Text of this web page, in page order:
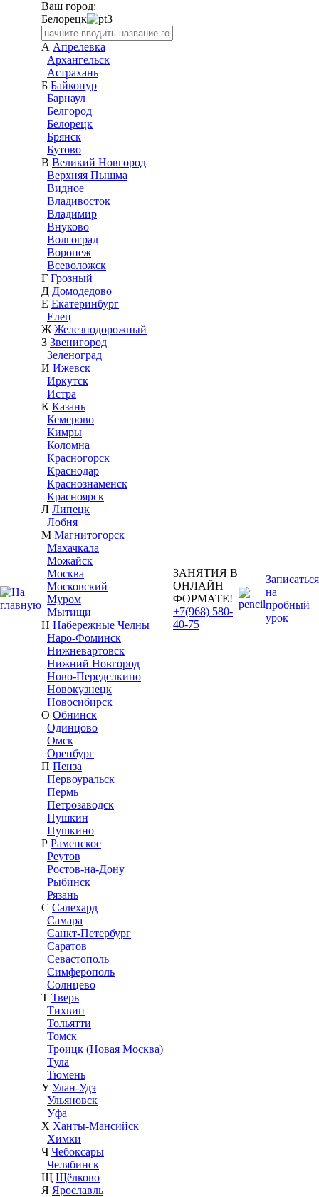
Ваш город:
Белорецк
А Апрелевка
Архангельск
Астрахань
Б Байконур
Барнаул
Белгород
Белорецк
Брянск
Бутово
В Великий Новгород
Верхняя Пышма
Видное
Владивосток
Владимир
Внуково
Волгоград
Воронеж
Всеволожск
Г Грозный
Д Домодедово
Е Екатеринбург
Елец
Ж Железнодорожный
З Звенигород
Зеленоград
И Ижевск
Иркутск
Истра
К Казань
Кемерово
Кимры
Коломна
Красногорск
Краснодар
Краснознаменск
Красноярск
Л Липецк
Лобня
М Магнитогорск
Махачкала
Можайск
Москва
Московский
Муром
Мытищи
Н Набережные Челны
Наро-Фоминск
Нижневартовск
Нижний Новгород
Ново-Переделкино
Новокузнецк
Новосибирск
О Обнинск
Одинцово
Омск
Оренбург
П Пенза
Первоуральск
Пермь
Петрозаводск
Пушкин
Пушкино
Р Раменское
Реутов
Ростов-на-Дону
Рыбинск
Рязань
С Салехард
Самара
Санкт-Петербург
Саратов
Севастополь
Симферополь
Солнцево
Т Тверь
Тихвин
Тольятти
Томск
Троицк (Новая Москва)
Тула
Тюмень
У Улан-Удэ
Ульяновск
Уфа
Х Ханты-Мансийск
Химки
Ч Чебоксары
Челябинск
Щ Щёлково
Я Ярославль
ЗАНЯТИЯ В
ОНЛАЙН
ФОРМАТЕ!
+7(968) 580-
40-75
Записаться
на
пробный
урок